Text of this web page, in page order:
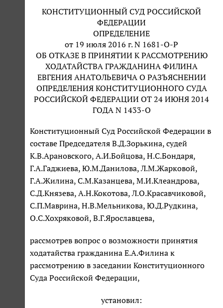
КОНСТИТУЦИОННЫЙ СУД РОССИЙСКОЙ
ФЕДЕРАЦИИ
ОПРЕДЕЛЕНИЕ
от 19 июля 2016 г. N 1681-О-Р
ОБ ОТКАЗЕ В ПРИНЯТИИ К РАССМОТРЕНИЮ
ХОДАТАЙСТВА ГРАЖДАНИНА ФИЛИНА
ЕВГЕНИЯ АНАТОЛЬЕВИЧА О РАЗЪЯСНЕНИИ
ОПРЕДЕЛЕНИЯ КОНСТИТУЦИОННОГО СУДА
РОССИЙСКОЙ ФЕДЕРАЦИИ ОТ 24 ИЮНЯ 2014
ГОДА N 1433-О
Конституционный Суд Российской Федерации в
составе Председателя В.Д.Зорькина, судей
К.В.Арановского, А.И.Бойцова, Н.С.Бондаря,
Г.А.Гаджиева, Ю.М.Данилова, Л.М.Жарковой,
Г.А.Жилина, С.М.Казанцева, М.И.Клеандрова,
С.Д.Князева, А.Н.Кокотова, Л.О.Красавчиковой,
С.П.Маврина, Н.В.Мельникова, Ю.Д.Рудкина,
О.С.Хохряковой, В.Г.Ярославцева,
рассмотрев вопрос о возможности принятия
ходатайства гражданина Е.А.Филина к
рассмотрению в заседании Конституционного
Суда Российской Федерации,
установил: